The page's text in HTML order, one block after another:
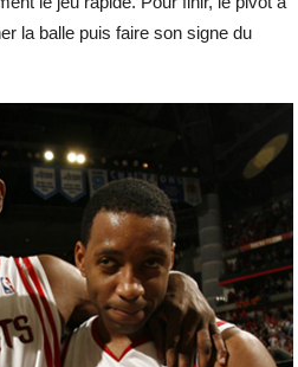
la balle puis faire son signe du